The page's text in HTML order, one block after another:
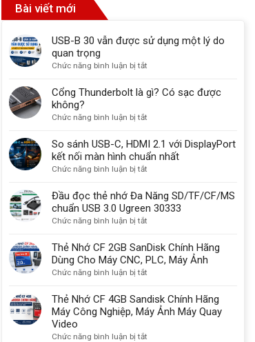
Bài viết mới
USB-B 30 vẫn được sử dụng một lý do
quan trọng
Chức năng bình luận bị tắt
B
sử
dụng
quan
trọng
Cổng Thunderbolt là gì? Có sạc được
không?
Chức năng bình luận bị tắt
Thunderbolt
là
sạc
được
So sánh USB-C, HDMI 2.1 với DisplayPort
kết nối màn hình chuẩn nhất
Chức năng bình luận bị tắt
sánh
USB-
2.1
với
DisplayPort
màn
hình
Đầu đọc thẻ nhớ Đa Năng SD/TF/CF/MS
chuẩn USB 3.0 Ugreen 30333
Chức năng bình luận bị tắt
đọc
thẻ
Năng
SD/TF/CF/MS
chuẩn
Thẻ Nhớ CF 2GB SanDisk Chính Hãng
Dùng Cho Máy CNC, PLC, Máy Ảnh
Chức năng bình luận bị tắt
Nhớ
CF
Thẻ Nhớ CF 4GB Sandisk Chính Hãng
Máy Công Nghiệp, Máy Ảnh Máy Quay
Video
Chức năng bình luận bị tắt